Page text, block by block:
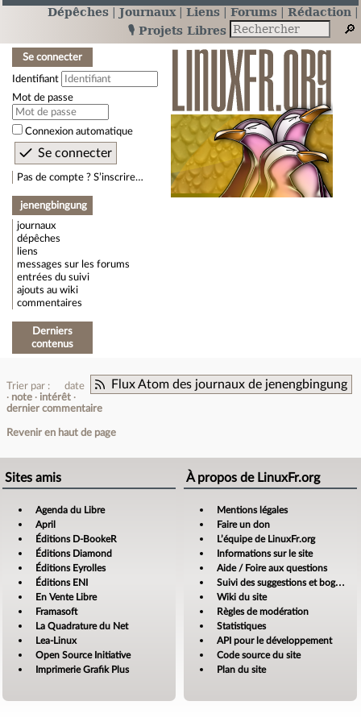
Dépêches Journaux Liens Forums
Rédaction
🎙️ Projets Libres
Se connecter
Identifiant
Mot de passe
Connexion automatique
Pas de compte ? S’inscrire…
jenengbingung
journaux
dépêches
liens
messages sur les forums
entrées du suivi
ajouts au wiki
commentaires
Derniers
contenus
Flux Atom des journaux de jenengbingung
Trier par :
date
note
intérêt
dernier commentaire
Revenir en haut de page
Sites amis
Agenda du Libre
April
Éditions D-BookeR
Éditions Diamond
Éditions Eyrolles
Éditions ENI
En Vente Libre
Framasoft
La Quadrature du Net
Lea-Linux
Open Source Initiative
Imprimerie Grafik Plus
À propos de LinuxFr.org
Mentions légales
Faire un don
L’équipe de LinuxFr.org
Informations sur le site
Aide / Foire aux questions
Suivi des suggestions et bogues
Wiki du site
Règles de modération
Statistiques
API pour le développement
Code source du site
Plan du site